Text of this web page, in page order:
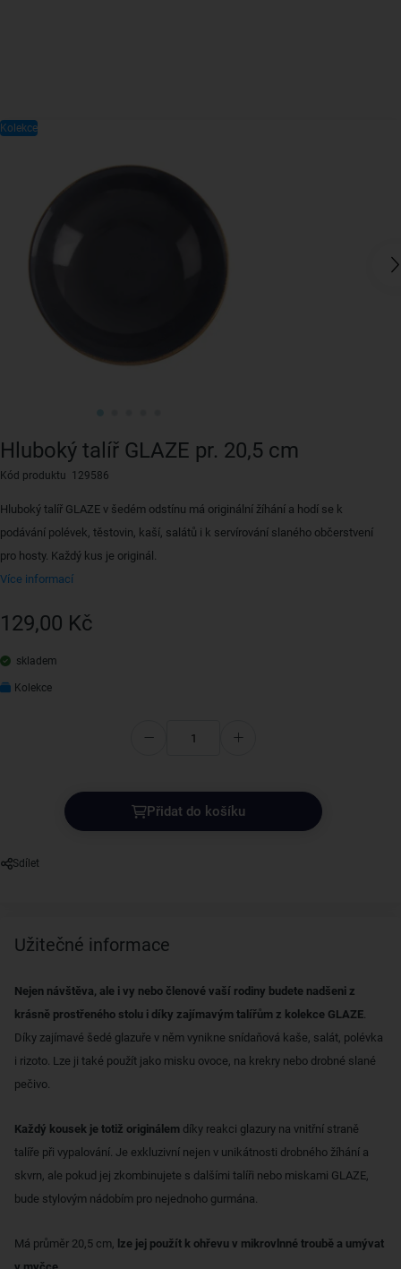
Hluboký talíř GLAZE pr. 20,5 cm
Kód produktu 129586
Hluboký talíř GLAZE v šedém odstínu má originální žíhání a hodí se k
podávání polévek, těstovin, kaší, salátů i k servírování slaného občerstvení
pro hosty. Každý kus je originál.
Více informací
129,00 Kč
skladem
Kolekce
Přidat do košíku
Sdílet
Kolekce
Užitečné informace
Nejen návštěva, ale i vy nebo členové vaší rodiny budete nadšeni z
krásně prostřeného stolu i díky zajímavým talířům z kolekce GLAZE.
Díky zajímavé šedé glazuře v něm vynikne snídaňová kaše, salát, polévka
i rizoto. Lze ji také použít jako misku ovoce, na krekry nebo drobné slané
pečivo.
Každý kousek je totiž originálem díky reakci glazury na vnitřní straně
talíře při vypalování. Je exkluzivní nejen v unikátnosti drobného žíhání a
skvrn, ale pokud jej zkombinujete s dalšími talíři nebo miskami GLAZE,
bude stylovým nádobím pro nejednoho gurmána.
Má průměr 20,5 cm, lze jej použít k ohřevu v mikrovlnné troubě a umývat